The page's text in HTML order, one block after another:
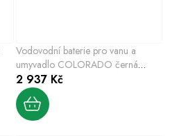
Vodovodní baterie pro vanu a
umyvadlo COLORADO černá
matná, Barva: černá matná,
Rozměr: 100 mm
2 937 Kč